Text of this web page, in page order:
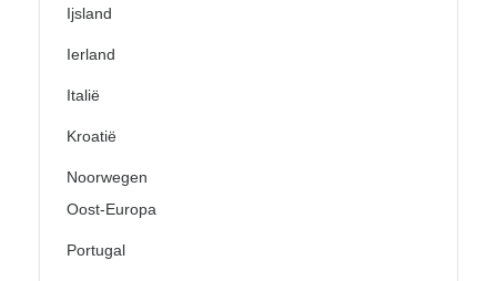
Ijsland
Ierland
Italië
Kroatië
Noorwegen
Oost-Europa
Portugal